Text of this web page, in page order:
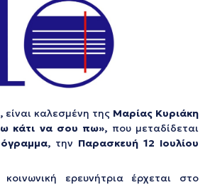
είναι καλεσμένη της Μαρίας Κυριάκη
κάτι να σου πω», που μεταδίδεται
την Παρασκευή 12 Ιουλίου
ερευνήτρια έρχεται στο